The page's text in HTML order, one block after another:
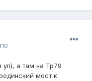
ул), а там на Тр79
мост к